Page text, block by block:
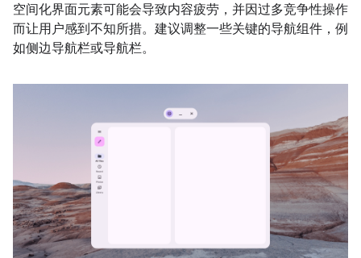
空间化界面元素可能会导致内容疲劳，并因过多竞争性操作
而让用户感到不知所措。建议调整一些关键的导航组件，例
如侧边导航栏或导航栏。